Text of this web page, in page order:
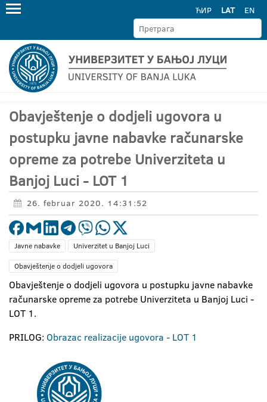
ЋИР LAT EN
Obavještenje o dodjeli ugovora u
postupku javne nabavke računarske
opreme za potrebe Univerziteta u
Banjoj Luci - LOT 1
26. februar 2020. 14:31:52
Javne nabavke
Univerzitet u Banjoj Luci
Obavještenje o dodjeli ugovora
Obavještenje o dodjeli ugovora u postupku javne nabavke
računarske opreme za potrebe Univerziteta u Banjoj Luci -
LOT 1.
PRILOG: Obrazac realizacije ugovora - LOT 1